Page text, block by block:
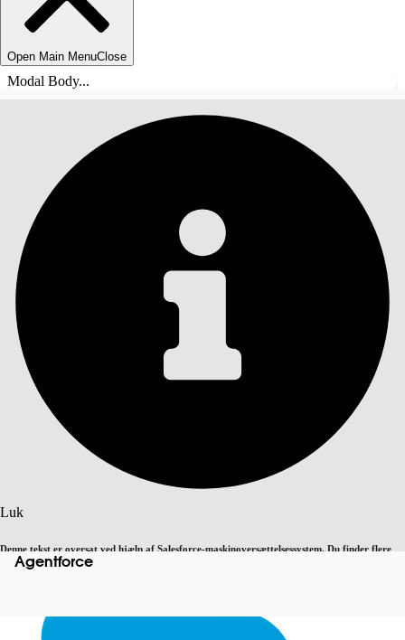
Open Main MenuClose
Modal Body...
Luk
Denne tekst er oversat ved hjælp af Salesforce-maskinoversættelsessystem. Du finder flere
detaljerher. Skift til engelsk
Agentforce
INDHOLD